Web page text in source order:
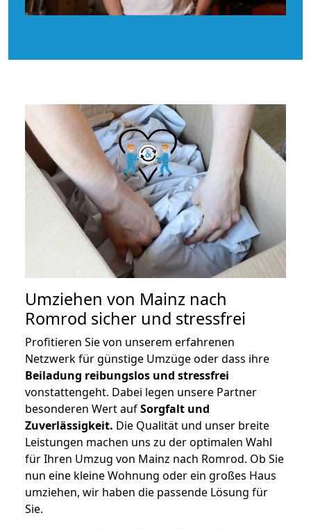
Umziehen von Mainz nach
Romrod sicher und stressfrei
Profitieren Sie von unserem erfahrenen
Netzwerk für günstige Umzüge oder dass ihre
Beiladung reibungslos und stressfrei
vonstattengeht. Dabei legen unsere Partner
besonderen Wert aufSorgfalt und
Zuverlässigkeit. Die Qualität und unser breite
Leistungen machen uns zu der optimalen Wahl
für Ihren Umzug von Mainz nach Romrod. Ob Sie
nun eine kleine Wohnung oder ein großes Haus
umziehen, wir haben die passende Lösung für
Sie.